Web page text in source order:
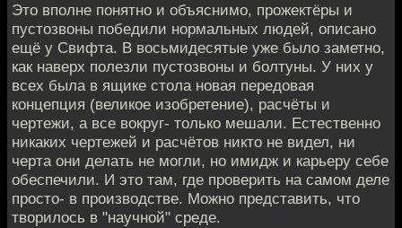
Это вполне понятно и объяснимо, прожектёры и
пустозвоны победили нормальных людей, описано
ещё у Свифта. В восьмидесятые уже было заметно,
как наверх полезли пустозвоны и болтуны. У них у
всех была в ящике стола новая передовая
концепция (великое изобретение), расчёты и
чертежи, а все вокруг- только мешали. Естественно
никаких чертежей и расчётов никто не видел, ни
черта они делать не могли, но имидж и карьеру себе
обеспечили. И это там, где проверить на самом деле
просто- в производстве. Можно представить, что
творилось в "научной" среде.